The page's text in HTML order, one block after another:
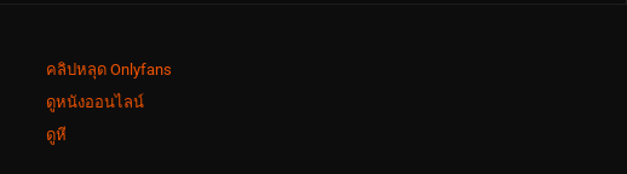
คลิปหลุด Onlyfans
ดูหนังออนไลน์
ดูหี